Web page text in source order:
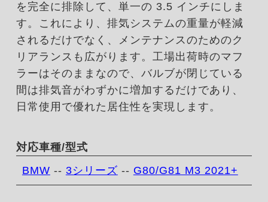
を完全に排除して、単一の 3.5 インチにしま
す。これにより、排気システムの重量が軽減
されるだけでなく、メンテナンスのためのク
リアランスも広がります。工場出荷時のマフ
ラーはそのままなので、バルブが閉じている
間は排気音がわずかに増加するだけであり、
日常使用で優れた居住性を実現します。
対応車種/型式
BMW -- 3シリーズ -- G80/G81 M3 2021+